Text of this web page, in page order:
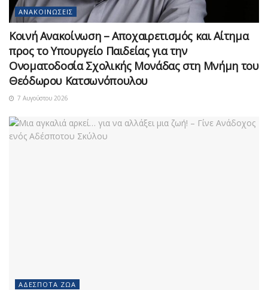
ΑΝΑΚΟΙΝΏΣΕΙΣ
Κοινή Ανακοίνωση – Αποχαιρετισμός και Αίτημα
προς το Υπουργείο Παιδείας για την
Ονοματοδοσία Σχολικής Μονάδας στη Μνήμη του
Θεόδωρου Κατσωνόπουλου
7 Αυγούστου 2026
ΑΔΈΣΠΟΤΑ ΖΏΑ